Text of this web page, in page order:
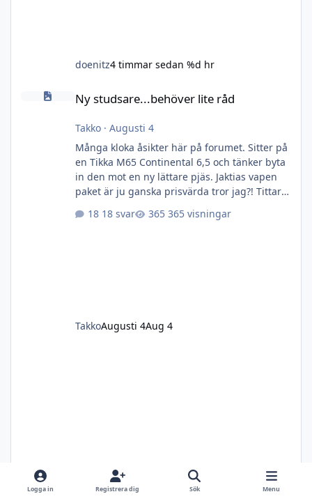
doenitz4 timmar sedan %d hr
Ny studsare...behöver lite råd
Ny studsare...behöver lite råd
Takko· Augusti 4
Många kloka åsikter här på forumet. Sitter på
en Tikka M65 Continental 6,5 och tänker byta
in den mot en ny lättare pjäs. Jaktias vapen
paket är ju ganska prisvärda tror jag?! Tittar
paket på dessa och min fråga till er som har
18 svar 365 visningar
TakkoAugusti 4Aug 4
5 timmar sedan
%d hr
Logga in Registrera dig Sök Menu